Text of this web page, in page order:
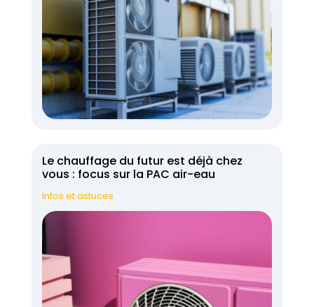
Le chauffage du futur est déjà chez
vous : focus sur la PAC air-eau
Infos et astuces